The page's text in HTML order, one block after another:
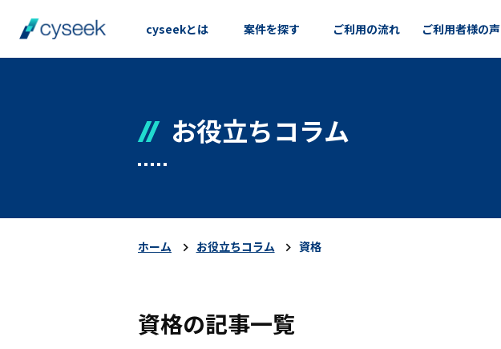
cyseekとは 案件を探す ご利用の流れ ご利用者様の声
お役立ちコラム
ホーム お役立ちコラム 資格
資格の記事一覧